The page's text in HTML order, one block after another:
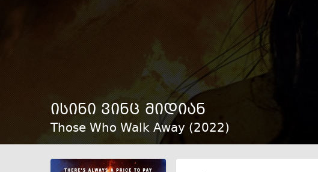
ისინი ვინც მიდიან
Those Who Walk Away (2022)